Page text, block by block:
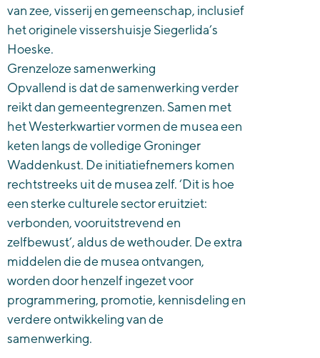
van zee, visserij en gemeenschap, inclusief
het originele vissershuisje Siegerlida’s
Hoeske.
Grenzeloze samenwerking
Opvallend is dat de samenwerking verder
reikt dan gemeentegrenzen. Samen met
het Westerkwartier vormen de musea een
keten langs de volledige Groninger
Waddenkust. De initiatiefnemers komen
rechtstreeks uit de musea zelf. ‘Dit is hoe
een sterke culturele sector eruitziet:
verbonden, vooruitstrevend en
zelfbewust’, aldus de wethouder. De extra
middelen die de musea ontvangen,
worden door henzelf ingezet voor
programmering, promotie, kennisdeling en
verdere ontwikkeling van de
samenwerking.